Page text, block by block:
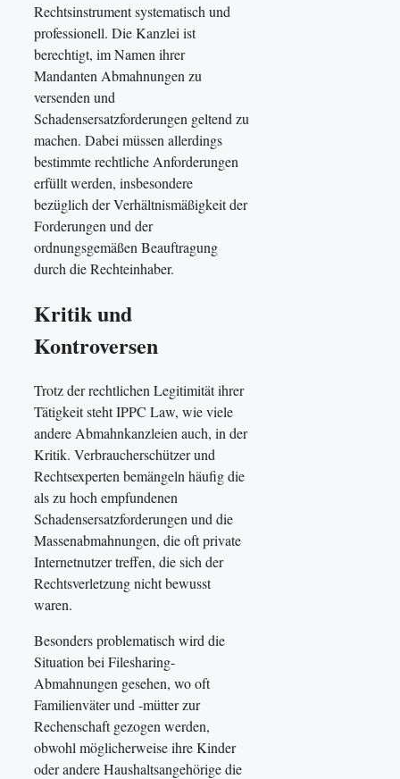
Rechtsinstrument systematisch und
professionell. Die Kanzlei ist
berechtigt, im Namen ihrer
Mandanten Abmahnungen zu
versenden und
Schadensersatzforderungen geltend zu
machen. Dabei müssen allerdings
bestimmte rechtliche Anforderungen
erfüllt werden, insbesondere
bezüglich der Verhältnismäßigkeit der
Forderungen und der
ordnungsgemäßen Beauftragung
durch die Rechteinhaber.
Kritik und
Kontroversen
Trotz der rechtlichen Legitimität ihrer
Tätigkeit steht IPPC Law, wie viele
andere Abmahnkanzleien auch, in der
Kritik. Verbraucherschützer und
Rechtsexperten bemängeln häufig die
als zu hoch empfundenen
Schadensersatzforderungen und die
Massenabmahnungen, die oft private
Internetnutzer treffen, die sich der
Rechtsverletzung nicht bewusst
waren.
Besonders problematisch wird die
Situation bei Filesharing-
Abmahnungen gesehen, wo oft
Familienväter und -mütter zur
Rechenschaft gezogen werden,
obwohl möglicherweise ihre Kinder
oder andere Haushaltsangehörige die